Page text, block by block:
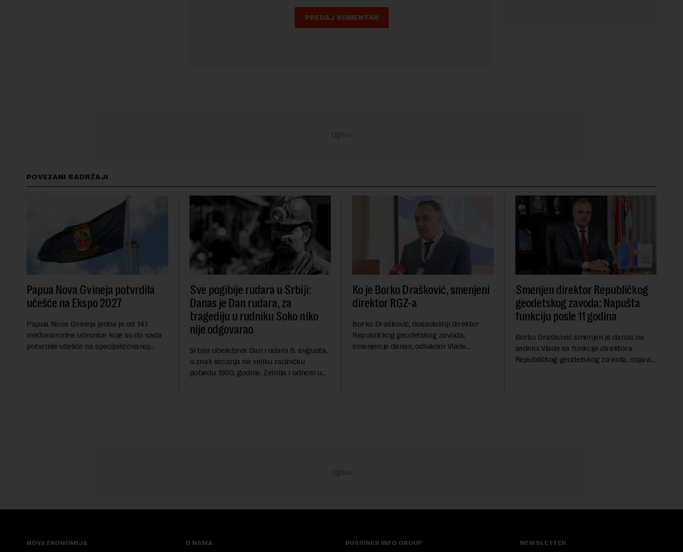
POVEZANI SADRŽAJI
Papua Nova Gvineja potvrdila
učešće na Ekspo 2027
Papua Nova Gvineja jedna je od 141
međunarodne učesnice koje su do sada
potvrdile učešće na specijalizovanoj
Sve pogibije rudara u Srbiji:
Danas je Dan rudara, za
tragediju u rudniku Soko niko
nije odgovarao
Srbija obeležava Dan rudara 6. avgusta,
u znak sećanja na veliku radničku
pobedu 1903. godine. Zemlja i odnosi u
Ko je Borko Drašković, smenjeni
direktor RGZ-a
Borko Drašković, dosadašnji direktor
Republičkog geodetskog zavoda,
smenjen je danas, odlukom Vlade
Smenjen direktor Republičkog
geodetskog zavoda: Napušta
funkciju posle 11 godina
Borko Drašković smenjen je danas na
sednici Vlade sa funkcije direktora
Republičkog geodetskog zavoda, objavio
NOVA EKONOMIJA O NAMA BUSSINES INFO GROUP NEWSLETTER